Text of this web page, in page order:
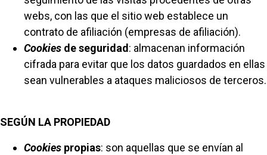
webs, con las que el sitio web establece un
contrato de afiliación (empresas de afiliación).
Cookies de seguridad: almacenan información
cifrada para evitar que los datos guardados en ellas
sean vulnerables a ataques maliciosos de terceros.
SEGÚN LA PROPIEDAD
Cookies propias: son aquellas que se envían al